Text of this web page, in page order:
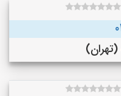
(تهران)